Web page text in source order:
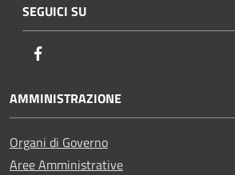
SEGUICI SU
AMMINISTRAZIONE
Organi di Governo
Aree Amministrative